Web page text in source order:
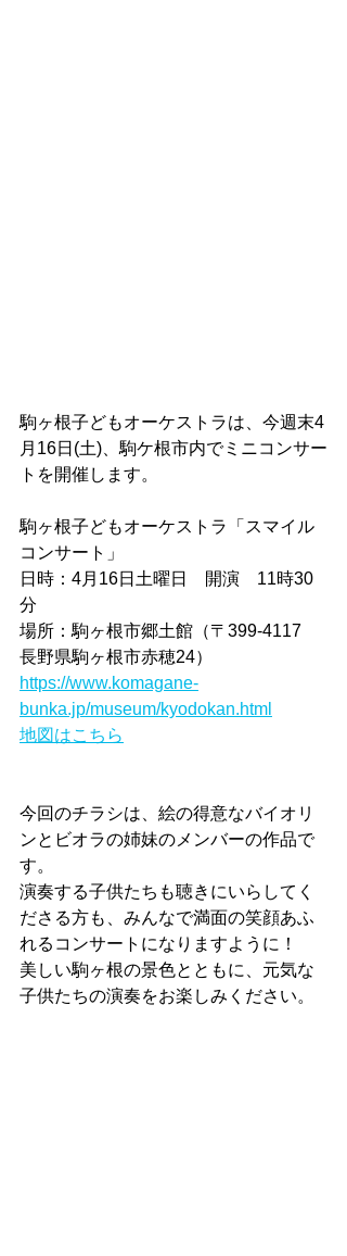
駒ヶ根子どもオーケストラは、今週末4
月16日(土)、駒ケ根市内でミニコンサー
トを開催します。
駒ヶ根子どもオーケストラ「スマイル
コンサート」
日時：4月16日土曜日　開演　11時30
分
場所：駒ヶ根市郷土館（〒399-4117
長野県駒ヶ根市赤穂24）
https://www.komagane-
bunka.jp/museum/kyodokan.html
地図はこちら
今回のチラシは、絵の得意なバイオリ
ンとビオラの姉妹のメンバーの作品で
す。
演奏する子供たちも聴きにいらしてく
ださる方も、みんなで満面の笑顔あふ
れるコンサートになりますように！
美しい駒ヶ根の景色とともに、元気な
子供たちの演奏をお楽しみください。